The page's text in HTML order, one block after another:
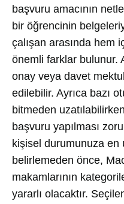
başvuru amacının
bir öğrencinin
çalışan arasında hem
önemli farklar bulunur.
onay veya davet
edilebilir. Ayrıca bazı
bitmeden
başvuru yapılması
kişisel durumunuza en
belirlemeden önce,
makamlarının
yararlı olacaktır.